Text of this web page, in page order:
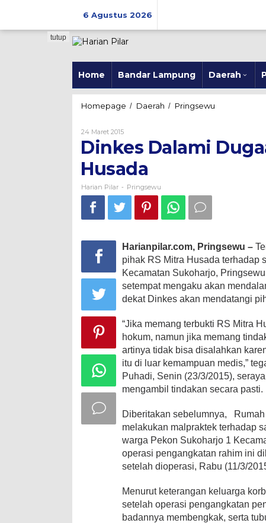
6 Agustus 2026
Home Bandar Lampung Daerah
tutup
Homepage / Daerah / Pringsewu
24 Maret 2015Oleh
Pilar
Dinkes Dalami
Husada
Harian Pilar - Pringsewu
Harianpilar.com, Pringsewu –
pihak RS Mitra Husada terhadap
Kecamatan Sukoharjo,
setempat mengaku akan
dekat Dinkes akan mendatangi
“Jika memang terbukti RS Mitra
hokum, namun jika memang
artinya tidak bisa disalahkan
itu di luar kemampuan medis,”
Puhadi, Senin (23/3/2015),
mengambil tindakan secara pasti.
Diberitakan sebelumnya,
melakukan malpraktek terhadap
warga Pekon Sukoharjo 1
operasi pengangkatan rahim ini
setelah dioperasi, Rabu (11/3/
Menurut keterangan keluarga
setelah operasi pengangkatan
badannya membengkak, serta